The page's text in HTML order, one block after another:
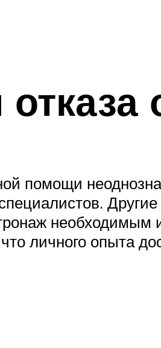
помощи
необходимым
личного опыта